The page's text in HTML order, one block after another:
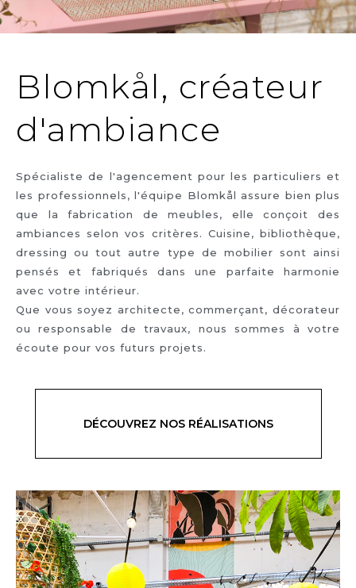
Blomkål, créateur
d'ambiance
Spécialiste de l'agencement pour les particuliers et
les professionnels, l'équipe Blomkål assure bien plus
que la fabrication de meubles, elle conçoit des
ambiances selon vos critères. Cuisine, bibliothèque,
dressing ou tout autre type de mobilier sont ainsi
pensés et fabriqués dans une parfaite harmonie
avec votre intérieur.
Que vous soyez architecte, commerçant, décorateur
ou responsable de travaux, nous sommes à votre
écoute pour vos futurs projets.
DÉCOUVREZ NOS RÉALISATIONS